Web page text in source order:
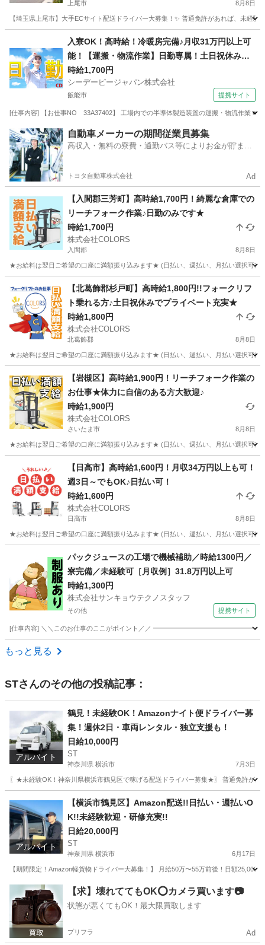
上尾市 8月8日
【埼玉県上尾市】大手ECサイト配送ドライバー大募集！✨ 普通免許があれば、未経
ドライバー 積み込み
入寮OK！高時給！冷暖房完備♪月収31万円以上可
能！【運搬・物流作業】日勤専属！土日祝休み！
自動車通勤OK！無料送迎バスあり！
時給1,700円
シーデーピージャパン株式会社
飯能市 提携サイト
[仕事内容] 【お仕事NO 33A37402】 工場内での半導体製造装置の運搬・物流作業 ■
埼玉 飯能市 その他
自動車メーカーの期間従業員募集
高収入・無料の寮費・通勤バス等によりお金が貯まり
トヨタ自動車株式会社 Ad
【入間郡三芳町】高時給1,700円！綺麗な倉庫での
リーチフォーク作業♪日勤のみです★
時給1,700円
株式会社COLORS
入間郡 8月8日
★お給料は翌日ご希望の口座に満額振り込みます★ (日払い、週払い、月払い選択可
倉庫 時給
【北葛飾郡杉戸町】高時給1,800円!!フォークリフ
ト乗れる方♪土日祝休みでプライベート充実★
時給1,800円
株式会社COLORS
北葛飾郡 8月8日
★お給料は翌日ご希望の口座に満額振り込みます★ (日払い、週払い、月払い選択可
物流 時給
【岩槻区】高時給1,900円！リーチフォーク作業の
お仕事★体力に自信のある方大歓迎♪
時給1,900円
株式会社COLORS
さいたま市 8月8日
★お給料は翌日ご希望の口座に満額振り込みます★ (日払い、週払い、月払い選択可
さいたま市 倉庫 給料
【日高市】高時給1,600円！月収34万円以上も可！
週3日～でもOK♪日払い可！
時給1,600円
株式会社COLORS
日高市 8月8日
★お給料は翌日ご希望の口座に満額振り込みます★ (日払い、週払い、月払い選択可
倉庫
パックジュースの工場で機械補助／時給1300円／
寮完備／未経験可［月収例］31.8万円以上可
時給1,300円
株式会社サンキョウテクノスタッフ
その他 提携サイト
[仕事内容] ＼＼このお仕事のここがポイント／／ ━━━━━━━━━━━━━━━━━ ◎
埼玉 その他
もっと見る
STさんのその他の投稿記事：
アルバイト
鶴見！未経験OK！Amazonナイト便ドライバー募
集！週休2日・車両レンタル・独立支援も！
日給10,000円
ST
神奈川県 横浜市 7月3日
〖★未経験OK！神奈川県横浜市鶴見区で稼げる配送ドライバー募集★〗 普通免許が
ドライバー Amazon
アルバイト
【横浜市鶴見区】Amazon配送!!日払い・週払いO
K!!未経験歓迎・研修充実!!
日給20,000円
ST
神奈川県 横浜市 6月17日
【期間限定！Amazon軽貨物ドライバー大募集！】 月給50万〜55万前後！日額
神奈川 横浜市 ドライバー Amazon
【求】壊れててもOK⭕️カメラ買います📷
状態が悪くてもOK！最大限買取します
プリフラ Ad